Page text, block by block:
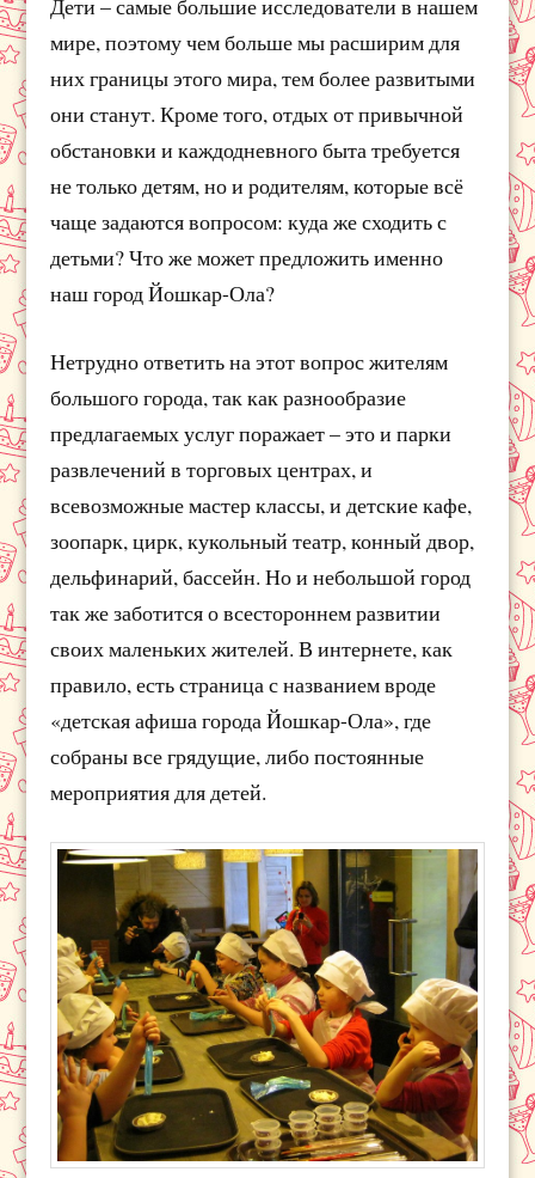
Дети – самые большие исследователи в нашем
мире, поэтому чем больше мы расширим для
них границы этого мира, тем более развитыми
они станут. Кроме того, отдых от привычной
обстановки и каждодневного быта требуется
не только детям, но и родителям, которые всё
чаще задаются вопросом: куда же сходить с
детьми? Что же может предложить именно
наш город Йошкар-Ола?
Нетрудно ответить на этот вопрос жителям
большого города, так как разнообразие
предлагаемых услуг поражает – это и парки
развлечений в торговых центрах, и
всевозможные мастер классы, и детские кафе,
зоопарк, цирк, кукольный театр, конный двор,
дельфинарий, бассейн. Но и небольшой город
так же заботится о всестороннем развитии
своих маленьких жителей. В интернете, как
правило, есть страница с названием вроде
«детская афиша города Йошкар-Ола», где
собраны все грядущие, либо постоянные
мероприятия для детей.